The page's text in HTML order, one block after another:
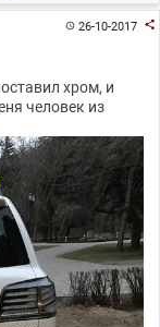
26-10-2017 
хром, и
человек из